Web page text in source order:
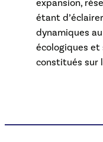
expansion,
étant
dynamiques
écologiques et
constitués sur